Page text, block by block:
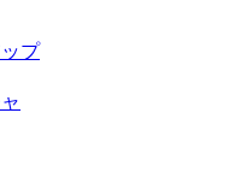
プ